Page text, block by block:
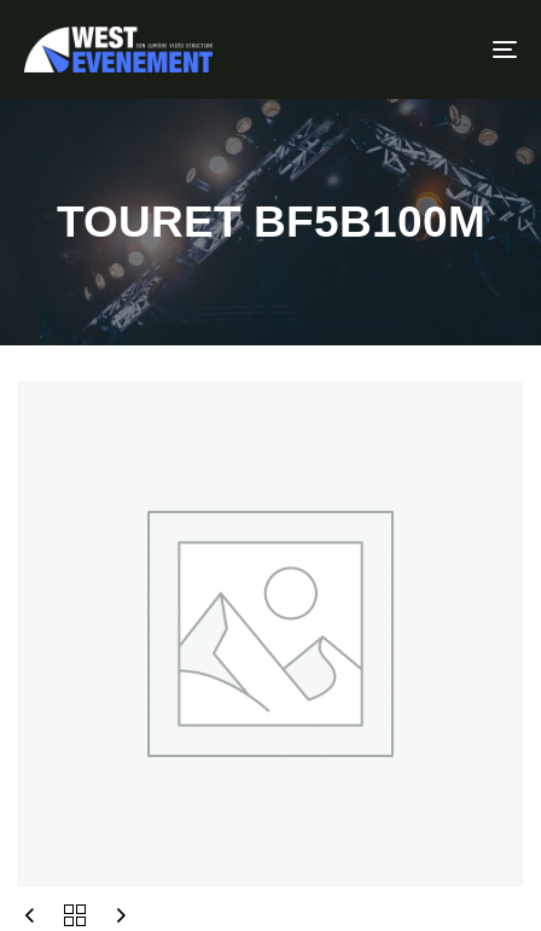
TOURET BF5B100M